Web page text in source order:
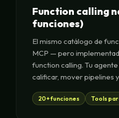
Function calling
funciones)
El mismo catálogo de
MCP — pero
function calling. Tu
calificar, mover pipelines
20+ funciones Tools